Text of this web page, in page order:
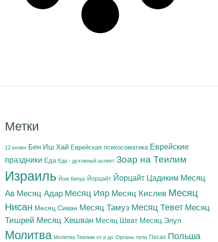
Метки
12 колен Бен Иш Хай Еврейская психосоматика Еврейские
праздники Еда Еда - духовный аспект Зоар на Теилим
Израиль Йом Кипур Йорцайт Йорцайт Цадиким Месяц
Ав Месяц Адар Месяц Ияр Месяц Кислев Месяц
Нисан Месяц Сиван Месяц Тамуз Месяц Тевет Месяц
Тишрей Месяц Хешван Месяц Шват Месяц Элул
Молитва Молитва Теилим от и до Органы тела Песах Польша